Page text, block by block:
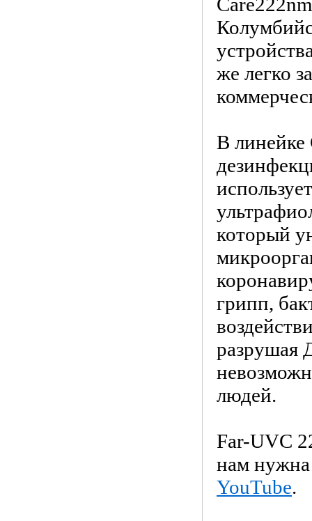
же легко
В
который
грипп,
разрушая
людей.
Far-UVC
нам
YouTube.